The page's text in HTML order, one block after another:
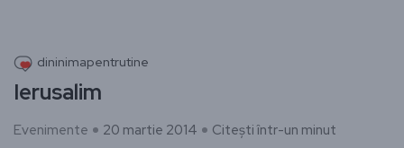
dininimapentrutine
Ierusalim
Evenimente 20 martie 2014 Citești într-un minut